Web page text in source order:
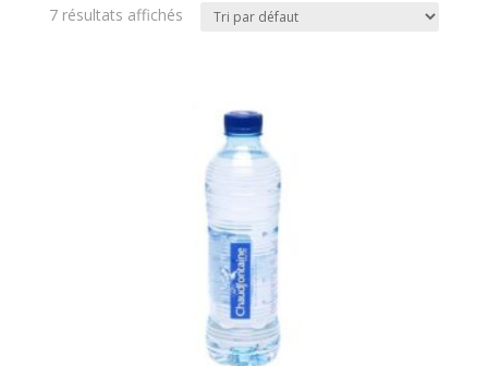
7 résultats affichés